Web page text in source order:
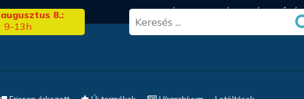
FRISS HÍREK KERESÉS ELÉRHETŐSÉG
8.:
9-13h